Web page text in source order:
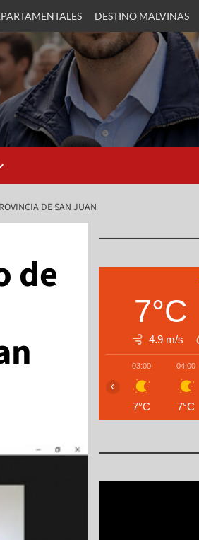
DESTINO MALVINAS
DE SAN JUAN
de
7°C
4.9 m/s
03:00
7°C
04:00
7°C
‹